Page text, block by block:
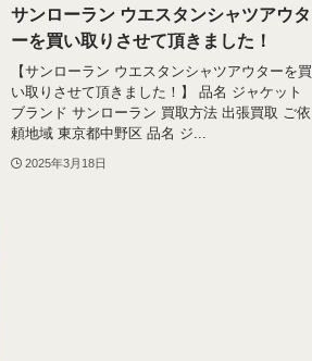
サンローラン ウエスタンシャツアウタ
ーを買い取りさせて頂きました！
【サンローラン ウエスタンシャツアウターを買
い取りさせて頂きました！】 品名 ジャケット
ブランド サンローラン 買取方法 出張買取 ご依
頼地域 東京都中野区 品名 ジ...
2025年3月18日